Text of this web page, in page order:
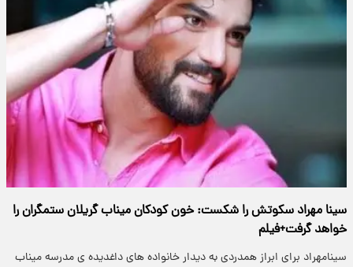
سینا مهراد سکوتش را شکست: خون کودکان میناب گریلان ستمگران را
خواهد گرفت+فیلم
سینامهراد برای ابراز همدردی به دیدار خانواده های داغدیده ی مدرسه میناب